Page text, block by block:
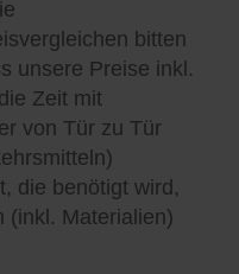
bitten
unsere Preise inkl.
Zeit mit
von Tür zu Tür
die benötigt wird,
(inkl. Materialien)